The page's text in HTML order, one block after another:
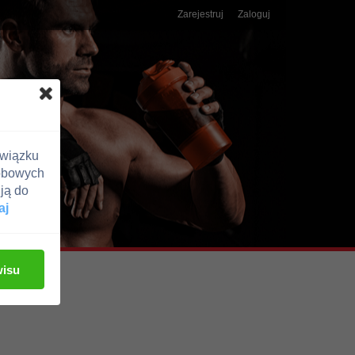
Zarejestruj Zaloguj
do